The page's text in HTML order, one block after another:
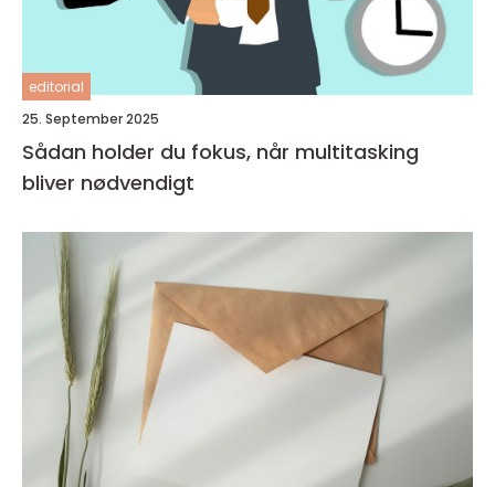
editorial
25. September 2025
Sådan holder du fokus, når multitasking
bliver nødvendigt